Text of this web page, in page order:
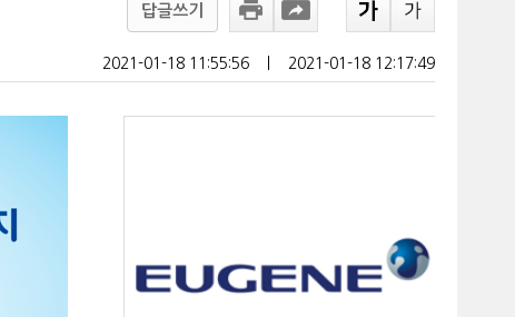
답글쓰기
2021-01-18 11:55:56 2021-01-18 12:17:49